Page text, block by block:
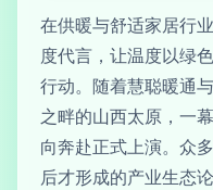
在供暖与舒适家居行
度代言，让温度以绿
行动。随着慧聪暖通
之畔的山西太原，一
向奔赴正式上演。众
后才形成的产业生态